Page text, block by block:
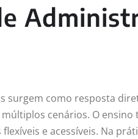
surgem como resposta
cenários. O ensino
e acessíveis. Na